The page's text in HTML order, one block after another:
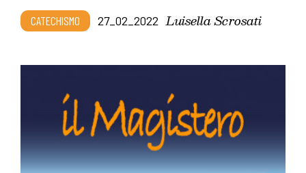
CATECHISMO 27_02_2022 Luisella Scrosati